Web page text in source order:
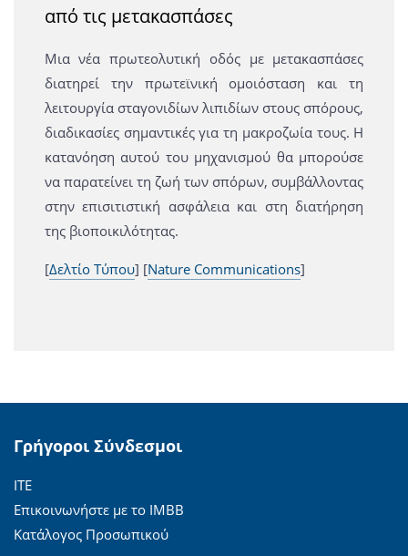
από τις μετακασπάσες
Μια νέα πρωτεολυτική οδός με μετακασπάσες
διατηρεί την πρωτεϊνική ομοιόσταση και τη
λειτουργία σταγονιδίων λιπιδίων στους σπόρους,
διαδικασίες σημαντικές για τη μακροζωία τους. Η
κατανόηση αυτού του μηχανισμού θα μπορούσε
να παρατείνει τη ζωή των σπόρων, συμβάλλοντας
στην επισιτιστική ασφάλεια και στη διατήρηση
της βιοποικιλότητας.
[Δελτίο Τύπου] [Nature Communications]
Γρήγοροι Σύνδεσμοι
ΙΤΕ
Επικοινωνήστε με το ΙΜΒΒ
Κατάλογος Προσωπικού